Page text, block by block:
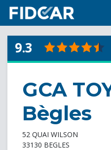
9.3
GCA
Bègles
52 QUAI WILSON
33130 BEGLES